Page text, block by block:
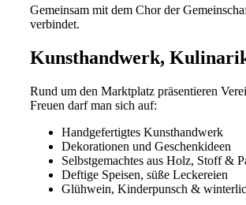
Gemeinsam mit dem Chor der
verbindet.
Kunsthandwerk,
Rund um den Marktplatz präsentieren
Freuen darf man sich auf:
Handgefertigtes Kunsthandwerk
Dekorationen und Geschenkideen
Selbstgemachtes aus Holz, Stoff &
Deftige Speisen, süße Leckereien
Glühwein, Kinderpunsch &